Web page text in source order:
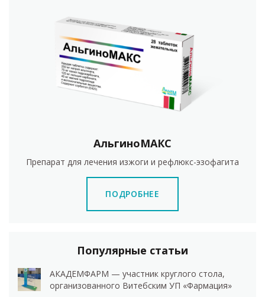
АльгиноМАКС
Препарат для лечения изжоги и рефлюкс-эзофагита
ПОДРОБНЕЕ
Популярные статьи
АКАДЕМФАРМ — участник круглого стола,
организованного Витебским УП «Фармация»